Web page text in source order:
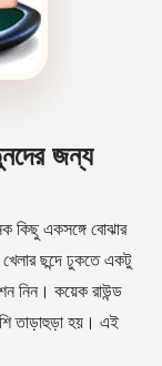
জন্য
কিছু একসঙ্গে বোঝার
ছন্দে ঢুকতে একটু
নিন। কয়েক রাউন্ড
তাড়াহুড়া হয়। এই